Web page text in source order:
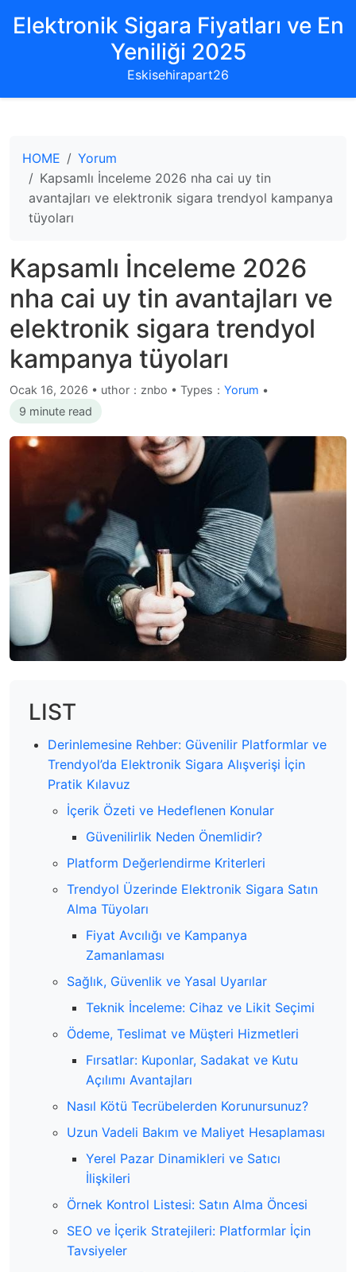
Elektronik Sigara Fiyatları ve En
Yeniliği 2025
Eskisehirapart26
HOME
Yorum
Kapsamlı İnceleme 2026 nha cai uy tin
avantajları ve elektronik sigara trendyol kampanya
tüyoları
Kapsamlı İnceleme 2026
nha cai uy tin avantajları ve
elektronik sigara trendyol
kampanya tüyoları
Ocak 16, 2026 • uthor：znbo • Types： Yorum •
9 minute read
LIST
Derinlemesine Rehber: Güvenilir Platformlar ve
Trendyol’da Elektronik Sigara Alışverişi İçin
Pratik Kılavuz
İçerik Özeti ve Hedeflenen Konular
Güvenilirlik Neden Önemlidir?
Platform Değerlendirme Kriterleri
Trendyol Üzerinde Elektronik Sigara Satın
Alma Tüyoları
Fiyat Avcılığı ve Kampanya
Zamanlaması
Sağlık, Güvenlik ve Yasal Uyarılar
Teknik İnceleme: Cihaz ve Likit Seçimi
Ödeme, Teslimat ve Müşteri Hizmetleri
Fırsatlar: Kuponlar, Sadakat ve Kutu
Açılımı Avantajları
Nasıl Kötü Tecrübelerden Korunursunuz?
Uzun Vadeli Bakım ve Maliyet Hesaplaması
Yerel Pazar Dinamikleri ve Satıcı
İlişkileri
Örnek Kontrol Listesi: Satın Alma Öncesi
SEO ve İçerik Stratejileri: Platformlar İçin
Tavsiyeler